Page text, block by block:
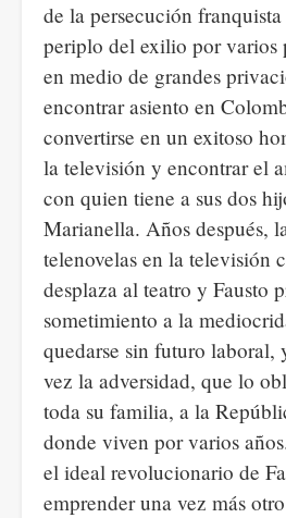
de la persecución
periplo del exilio por varios
en medio de grandes
encontrar asiento en
convertirse en un exitoso
la televisión y encontrar el
con quien tiene a sus dos
Marianella. Años después,
telenovelas en la televisión
desplaza al teatro y Fausto
sometimiento a la
quedarse sin futuro laboral,
vez la adversidad, que lo
toda su familia, a la
donde viven por varios
el ideal revolucionario de
emprender una vez más